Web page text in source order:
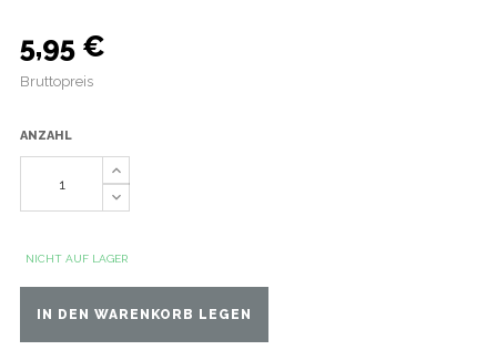
5,95 €
Bruttopreis
ANZAHL
NICHT AUF LAGER
IN DEN WARENKORB LEGEN